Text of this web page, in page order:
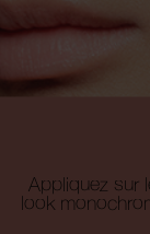
Appliquez sur
look